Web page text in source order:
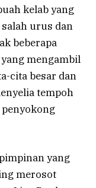
kelab yang
urus dan
beberapa
mengambil
cita besar dan
tempoh
yang
merosot